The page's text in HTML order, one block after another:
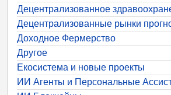
Децентрализованное
Децентрализованные рынки
Доходное Фермерство
Другое
Екосистема и новые проекты
ИИ Агенты и Персональные